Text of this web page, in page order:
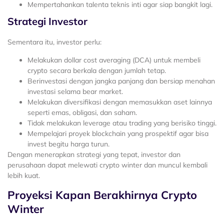
Mempertahankan talenta teknis inti agar siap bangkit lagi.
Strategi Investor
Sementara itu, investor perlu:
Melakukan dollar cost averaging (DCA) untuk membeli
crypto secara berkala dengan jumlah tetap.
Berinvestasi dengan jangka panjang dan bersiap menahan
investasi selama bear market.
Melakukan diversifikasi dengan memasukkan aset lainnya
seperti emas, obligasi, dan saham.
Tidak melakukan leverage atau trading yang berisiko tinggi.
Mempelajari proyek blockchain yang prospektif agar bisa
invest begitu harga turun.
Dengan menerapkan strategi yang tepat, investor dan
perusahaan dapat melewati crypto winter dan muncul kembali
lebih kuat.
Proyeksi Kapan Berakhirnya Crypto
Winter